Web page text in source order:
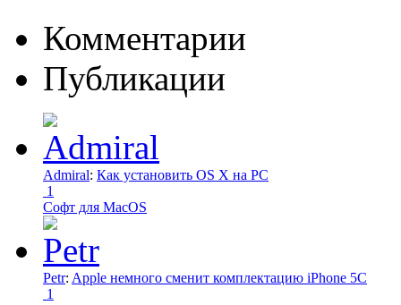
Комментарии
Публикации
Admiral: Как установить OS X на PC
1
Софт для MacOS
Petr: Apple немного сменит комплектацию iPhone 5C
1